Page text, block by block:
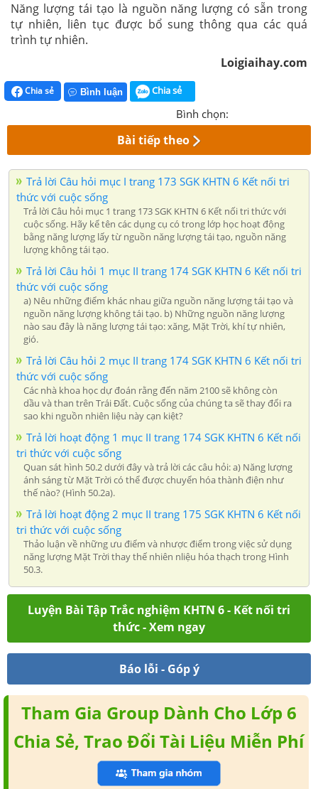
Năng lượng tái tạo là nguồn năng lượng có sẵn trong
tự nhiên, liên tục được bổ sung thông qua các quá
trình tự nhiên.
Loigiaihay.com
Chia sẻ Bình luận Chia sẻ
Bình chọn:
Bài tiếp theo
Trả lời Câu hỏi mục I trang 173 SGK KHTN 6 Kết nối tri
thức với cuộc sống
Trả lời Câu hỏi mục 1 trang 173 SGK KHTN 6 Kết nối tri thức với
cuộc sống. Hãy kể tên các dụng cụ có trong lớp học hoạt động
bằng năng lượng lấy từ nguồn năng lượng tái tạo, nguồn năng
lượng không tái tạo.
Trả lời Câu hỏi 1 mục II trang 174 SGK KHTN 6 Kết nối tri
thức với cuộc sống
a) Nêu những điểm khác nhau giữa nguồn năng lượng tái tạo và
nguồn năng lượng không tái tạo. b) Những nguồn năng lượng
nào sau đây là năng lượng tái tạo: xăng, Mặt Trời, khí tự nhiên,
gió.
Trả lời Câu hỏi 2 mục II trang 174 SGK KHTN 6 Kết nối tri
thức với cuộc sống
Các nhà khoa học dự đoán rằng đến năm 2100 sẽ không còn
dầu và than trên Trái Đất. Cuộc sống của chúng ta sẽ thay đổi ra
sao khi nguồn nhiên liệu này cạn kiệt?
Trả lời hoạt động 1 mục II trang 174 SGK KHTN 6 Kết nối
tri thức với cuộc sống
Quan sát hình 50.2 dưới đây và trả lời các câu hỏi: a) Năng lượng
ánh sáng từ Mặt Trời có thể được chuyển hóa thành điện như
thế nào? (Hình 50.2a).
Trả lời hoạt động 2 mục II trang 175 SGK KHTN 6 Kết nối
tri thức với cuộc sống
Thảo luận về những ưu điểm và nhược điểm trong việc sử dụng
năng lượng Mặt Trời thay thế nhiên nliệu hóa thạch trong Hình
50.3.
Luyện Bài Tập Trắc nghiệm KHTN 6 - Kết nối tri
thức - Xem ngay
Báo lỗi - Góp ý
Tham Gia Group Dành Cho Lớp 6
Chia Sẻ, Trao Đổi Tài Liệu Miễn Phí